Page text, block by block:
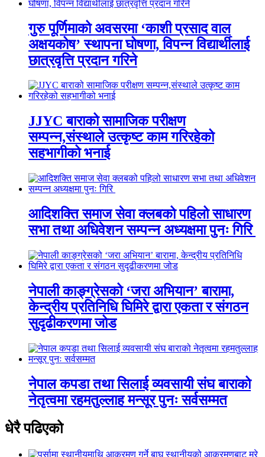
गुरु पूर्णिमाको अवसरमा ‘काशी प्रसाद वाल
अक्षयकोष’ स्थापना घोषणा, विपन्न विद्यार्थीलाई
छात्रवृत्ति प्रदान गरिने
JJYC बाराको सामाजिक परीक्षण
सम्पन्न,संस्थाले उत्कृष्ट काम गरिरहेको
सहभागीको भनाई
आदिशक्ति समाज सेवा क्लबको पहिलो साधारण
सभा तथा अधिवेशन सम्पन्न अध्यक्षमा पुनः गिरि
नेपाली काङ्ग्रेसको ‘जरा अभियान’ बारामा,
केन्द्रीय प्रतिनिधि घिमिरे द्वारा एकता र संगठन
सुदृढीकरणमा जोड
नेपाल कपडा तथा सिलाई व्यवसायी संघ बाराको
नेतृत्वमा रहमतुल्लाह मन्सूर पुनः सर्वसम्मत
धेरै पढिएको